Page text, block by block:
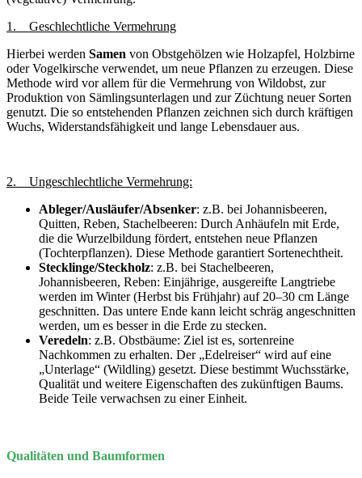
1. Geschlechtliche Vermehrung
Hierbei werden Samen von Obstgehölzen wie Holzapfel, Holzbirne
oder Vogelkirsche verwendet, um neue Pflanzen zu erzeugen. Diese
Methode wird vor allem für die Vermehrung von Wildobst, zur
Produktion von Sämlingsunterlagen und zur Züchtung neuer Sorten
genutzt. Die so entstehenden Pflanzen zeichnen sich durch kräftigen
Wuchs, Widerstandsfähigkeit und lange Lebensdauer aus.
2. Ungeschlechtliche Vermehrung:
Ableger/Ausläufer/Absenker: z.B. bei Johannisbeeren,
Quitten, Reben, Stachelbeeren: Durch Anhäufeln mit Erde,
die die Wurzelbildung fördert, entstehen neue Pflanzen
(Tochterpflanzen). Diese Methode garantiert Sortenechtheit.
Stecklinge/Steckholz: z.B. bei Stachelbeeren,
Johannisbeeren, Reben: Einjährige, ausgereifte Langtriebe
werden im Winter (Herbst bis Frühjahr) auf 20–30 cm Länge
geschnitten. Das untere Ende kann leicht schräg angeschnitten
werden, um es besser in die Erde zu stecken.
Veredeln: z.B. Obstbäume: Ziel ist es, sortenreine
Nachkommen zu erhalten. Der „Edelreiser“ wird auf eine
„Unterlage“ (Wildling) gesetzt. Diese bestimmt Wuchsstärke,
Qualität und weitere Eigenschaften des zukünftigen Baums.
Beide Teile verwachsen zu einer Einheit.
Qualitäten und Baumformen